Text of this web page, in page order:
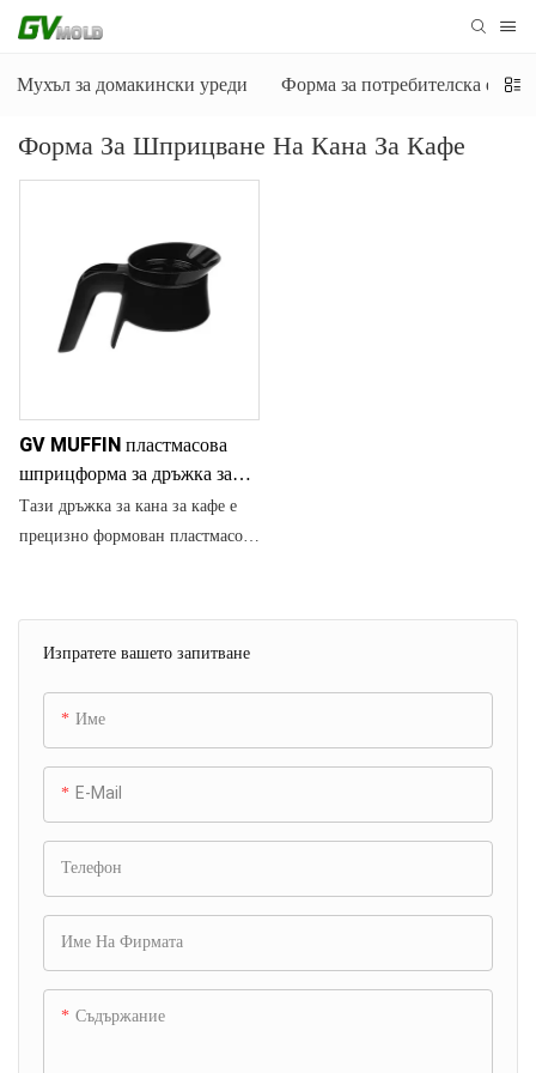
Мухъл за домакински уреди Форма за потребителска
Форма За Шприцване На Кана За Кафе
Изпратете вашето запитване
Име
E-Mail
Телефон
Име На Фирмата
Съдържание
GV MUFFIN пластмасова
шприцформа за дръжка за
кафеварка
Тази дръжка за кана за кафе е
прецизно формован пластмасов
комфорт. Изработен от
висококачествен материал, той
предлага отлична
топлоустойчивост, осигурявайки
безопасно боравене дори с
горещи течности. Опростеният
дизайн осигурява сигурно
захващане, докато неговата лека
структура добавя удобство, без
да прави компромис със
здравината. Идеална за кана за
кафе, тази дръжка съчетава
функционалност и естетическа
привлекателност, което я прави